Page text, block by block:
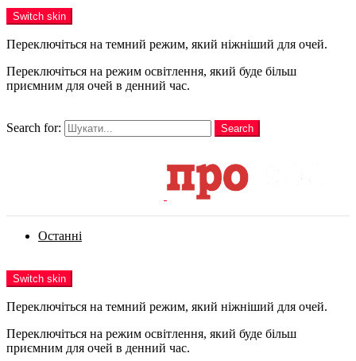
Switch skin
Переключіться на темний режим, який ніжніший для очей.
Переключіться на режим освітлення, який буде більш
приємним для очей в денний час.
Search for:
Search
Останні
Switch skin
Переключіться на темний режим, який ніжніший для очей.
Переключіться на режим освітлення, який буде більш
приємним для очей в денний час.